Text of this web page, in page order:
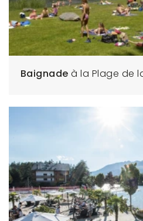
Baignadeà la Plage de